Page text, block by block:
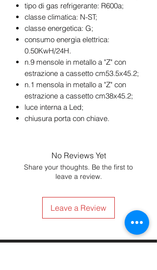
tipo di gas refrigerante: R600a;
classe climatica: N-ST;
classe energetica: G;
consumo energia elettrica:
0.50KwH/24H.
n.9 mensole in metallo a "Z" con
estrazione a cassetto cm53.5x45.2;
n.1 mensola in metallo a "Z" con
estrazione a cassetto cm38x45.2;
luce interna a Led;
chiusura porta con chiave.
No Reviews Yet
Share your thoughts. Be the first to
leave a review.
Leave a Review